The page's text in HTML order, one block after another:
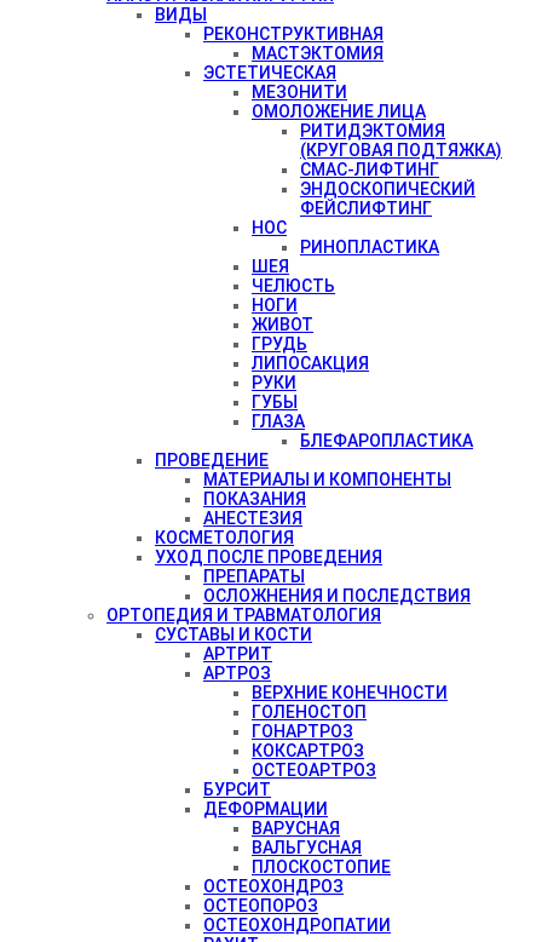
ВИДЫ
РЕКОНСТРУКТИВНАЯ
МАСТЭКТОМИЯ
ЭСТЕТИЧЕСКАЯ
МЕЗОНИТИ
ОМОЛОЖЕНИЕ ЛИЦА
РИТИДЭКТОМИЯ
(КРУГОВАЯ ПОДТЯЖКА)
СМАС-ЛИФТИНГ
ЭНДОСКОПИЧЕСКИЙ
ФЕЙСЛИФТИНГ
НОС
РИНОПЛАСТИКА
ШЕЯ
ЧЕЛЮСТЬ
НОГИ
ЖИВОТ
ГРУДЬ
ЛИПОСАКЦИЯ
РУКИ
ГУБЫ
ГЛАЗА
БЛЕФАРОПЛАСТИКА
ПРОВЕДЕНИЕ
МАТЕРИАЛЫ И КОМПОНЕНТЫ
ПОКАЗАНИЯ
АНЕСТЕЗИЯ
КОСМЕТОЛОГИЯ
УХОД ПОСЛЕ ПРОВЕДЕНИЯ
ПРЕПАРАТЫ
ОСЛОЖНЕНИЯ И ПОСЛЕДСТВИЯ
ОРТОПЕДИЯ И ТРАВМАТОЛОГИЯ
СУСТАВЫ И КОСТИ
АРТРИТ
АРТРОЗ
ВЕРХНИЕ КОНЕЧНОСТИ
ГОЛЕНОСТОП
ГОНАРТРОЗ
КОКСАРТРОЗ
ОСТЕОАРТРОЗ
БУРСИТ
ДЕФОРМАЦИИ
ВАРУСНАЯ
ВАЛЬГУСНАЯ
ПЛОСКОСТОПИЕ
ОСТЕОХОНДРОЗ
ОСТЕОПОРОЗ
ОСТЕОХОНДРОПАТИИ